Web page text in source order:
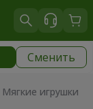
Сменить
игрушки